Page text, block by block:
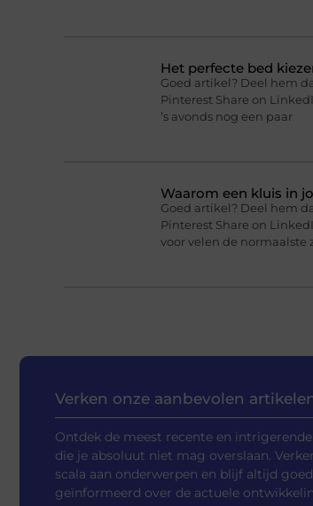
Het perfecte bed
Goed artikel? Deel hem
Pinterest Share on
’s avonds nog een paar
Waarom een kluis in
Goed artikel? Deel hem
Pinterest Share on
voor velen de normaalste
Verken onze aanbevolen
Ontdek de meest recente en
die je absoluut niet mag overslaan.
scala aan onderwerpen en blijf altijd goed
geïnformeerd over de actuele